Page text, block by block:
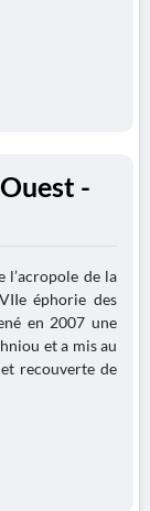
-
l’acropole de la
éphorie des
en 2007 une
et a mis au
recouverte de